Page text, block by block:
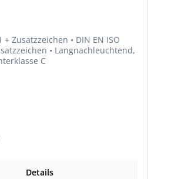
• DIN EN ISO
Langnachleuchtend,
C
Details